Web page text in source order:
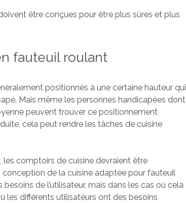
être conçues pour être plus sûres et plus
fauteuil roulant
positionnés à une certaine hauteur qui
Mais même les personnes handicapées dont
peuvent trouver ce positionnement
cela peut rendre les tâches de cuisine
les comptoirs de cuisine devraient être
de la cuisine adaptée pour fauteuil
de l’utilisateur, mais dans les cas où cela
les différents utilisateurs ont des besoins